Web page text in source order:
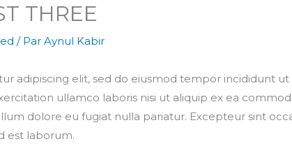
THREE
/ ParAynul Kabir
adipiscing elit, sed do eiusmod tempor incididunt
ullamco laboris nisi ut aliquip ex ea
dolore eu fugiat nulla pariatur. Excepteur sint
est laborum.